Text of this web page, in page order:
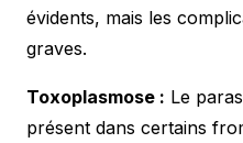
évidents, mais les
graves.
Toxoplasmose : Le
présent dans certains